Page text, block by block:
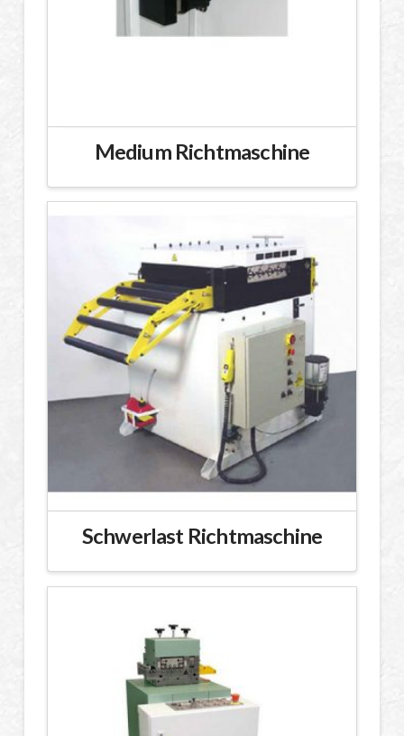
Medium Richtmaschine
Schwerlast Richtmaschine